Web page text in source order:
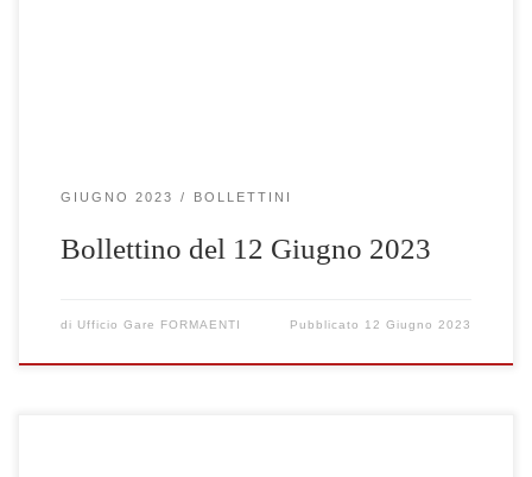
GIUGNO 2023 BOLLETTINI
Bollettino del 12 Giugno 2023
di Ufficio Gare FORMAENTI Pubblicato 12 Giugno 2023